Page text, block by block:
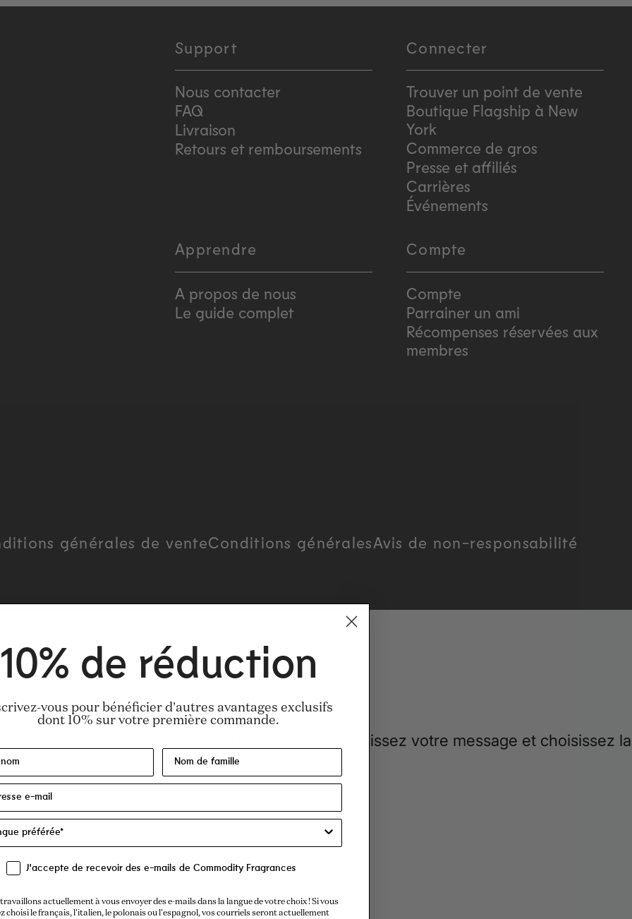
Support
Nous contacter
FAQ
Livraison
Retours et remboursements
Connecter
Trouver un point de vente
Boutique Flagship à New
York
Commerce de gros
Presse et affiliés
Carrières
Événements
Apprendre
A propos de nous
Le guide complet
Compte
Compte
Parrainer un ami
Récompenses réservées aux
membres
générales de venteConditions généralesAvis de non-responsabilité
10% de réduction
vous pour bénéficier d'autres avantages exclusifs
dont 10% sur votre première commande.
J'accepte de recevoir des e-mails de Commodity Fragrances
actuellement à vous envoyer des e-mails dans la langue de votre choix ! Si vous
choisi le français, l'italien, le polonais ou l'espagnol, vos courriels seront actuellement